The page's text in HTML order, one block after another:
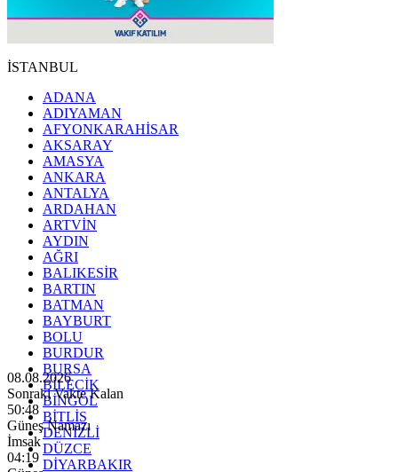
İSTANBUL
ADANA
ADIYAMAN
AFYONKARAHİSAR
AKSARAY
AMASYA
ANKARA
ANTALYA
ARDAHAN
ARTVİN
AYDIN
AĞRI
BALIKESİR
BARTIN
BATMAN
BAYBURT
BOLU
BURDUR
BURSA
BİLECİK
BİNGÖL
BİTLİS
DENİZLİ
DÜZCE
DİYARBAKIR
08.08.2026
Sonraki Vakte Kalan
50:47
Güneş Namazı
İmsak
04:19